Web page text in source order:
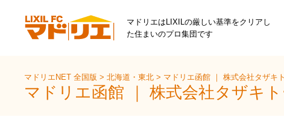
マドリエはLIXILの厳しい基準をクリアし
た住まいのプロ集団です
マドリエNET 全国版>北海道・東北> マドリエ函館 ｜ 株式会社タザキ
マドリエ函館 ｜ 株式会社タザキ